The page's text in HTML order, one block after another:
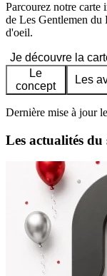
Parcourez notre carte
de Les Gentlemen du
d'oeil.
Je découvre la
Le
concept
Les
Dernière mise à jour
Les actualités du